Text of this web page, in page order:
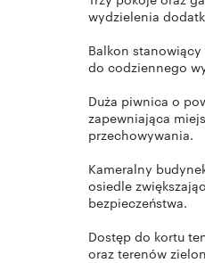
wydzielenia
Balkon
do codziennego
Duża piwnica o
zapewniająca
przechowywania.
Kameralny
osiedle
bezpieczeństwa.
Dostęp do kortu
oraz terenów